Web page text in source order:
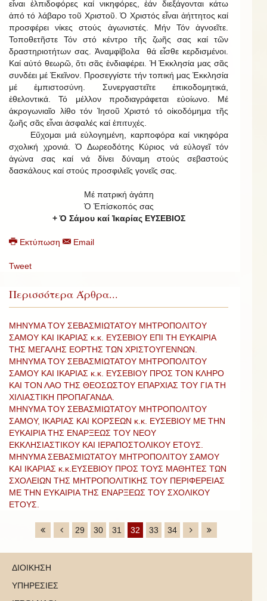
εἶναι ἐλπιδοφόρες καί νικηφόρες, ἐάν διεξάγονται κάτω
ἀπό τό λάβαρο τοῦ Χριστοῦ. Ὁ Χριστός εἶναι ἀήττητος καί
προσφέρει νίκες στούς ἀγωνιστές. Μήν Τόν ἀγνοεῖτε.
Τοποθετῆστε Τόν στό κέντρο τῆς ζωῆς σας καί τῶν
δραστηριοτήτων σας. Ἀναμφίβολα θά εἶσθε κερδισμένοι.
Καί αὐτό θεωρῶ, ὅτι σᾶς ἐνδιαφέρει. Ἡ Ἐκκλησία μας σᾶς
συνδέει μέ Ἐκεῖνον. Προσεγγίστε τήν τοπική μας Ἐκκλησία
μέ ἐμπιστοσύνη. Συνεργαστεῖτε ἐπικοδομητικά,
ἐθελοντικά. Τό μέλλον προδιαγράφεται εὐοίωνο. Μέ
ἀκρογωνιαῖο λίθο τόν Ἰησοῦ Χριστό τό οἰκοδόμημα τῆς
ζωῆς σᾶς εἶναι ἀσφαλές καί ἐπιτυχές.
Εὔχομαι μιά εὐλογημένη, καρποφόρα καί νικηφόρα
σχολική χρονιά. Ὁ Δωρεοδότης Κύριος νά εὐλογεῖ τόν
ἀγώνα σας καί νά δίνει δύναμη στούς σεβαστούς
δασκάλους καί στούς προσφιλεῖς γονεῖς σας.
Μέ πατρική ἀγάπη
Ὁ Ἐπίσκοπός σας
+ Ὁ Σάμου καί Ἰκαρίας ΕΥΣΕΒΙΟΣ
Εκτύπωση Email
Tweet
Περισσότερα Άρθρα...
ΜΗΝΥΜΑ ΤΟΥ ΣΕΒΑΣΜΙΩΤΑΤΟΥ ΜΗΤΡΟΠΟΛΙΤΟΥ
ΣΑΜΟΥ ΚΑΙ ΙΚΑΡΙΑΣ κ.κ. ΕΥΣΕΒΙΟΥ ΕΠΙ ΤΗ ΕΥΚΑΙΡΙΑ
ΤΗΣ ΜΕΓΑΛΗΣ ΕΟΡΤΗΣ ΤΩΝ ΧΡΙΣΤΟΥΓΕΝΝΩΝ.
ΜΗΝΥΜΑ ΤΟΥ ΣΕΒΑΣΜΙΩΤΑΤΟΥ ΜΗΤΡΟΠΟΛΙΤΟΥ
ΣΑΜΟΥ ΚΑΙ ΙΚΑΡΙΑΣ κ.κ. ΕΥΣΕΒΙΟΥ ΠΡΟΣ ΤΟΝ ΚΛΗΡΟ
ΚΑΙ ΤΟΝ ΛΑΟ ΤΗΣ ΘΕΟΣΩΣΤΟΥ ΕΠΑΡΧΙΑΣ ΤΟΥ ΓΙΑ ΤΗ
ΧΙΛΙΑΣΤΙΚΗ ΠΡΟΠΑΓΑΝΔΑ.
ΜΗΝΥΜΑ ΤΟΥ ΣΕΒΑΣΜΙΩΤΑΤΟΥ ΜΗΤΡΟΠΟΛΙΤΟΥ
ΣΑΜΟΥ, ΙΚΑΡΙΑΣ ΚΑΙ ΚΟΡΣΕΩΝ κ.κ. ΕΥΣΕΒΙΟΥ ΜΕ ΤΗΝ
ΕΥΚΑΙΡΙΑ ΤΗΣ ΕΝΑΡΞΕΩΣ ΤΟΥ ΝΕΟΥ
ΕΚΚΛΗΣΙΑΣΤΙΚΟΥ ΚΑΙ ΙΕΡΑΠΟΣΤΟΛΙΚΟΥ ΕΤΟΥΣ.
ΜΗΝΥΜΑ ΣΕΒΑΣΜΙΩΤΑΤΟΥ ΜΗΤΡΟΠΟΛΙΤΟΥ ΣΑΜΟΥ
ΚΑΙ ΙΚΑΡΙΑΣ κ.κ.ΕΥΣΕΒΙΟΥ ΠΡΟΣ ΤΟΥΣ ΜΑΘΗΤΕΣ ΤΩΝ
ΣΧΟΛΕΙΩΝ ΤΗΣ ΜΗΤΡΟΠΟΛΙΤΙΚΗΣ ΤΟΥ ΠΕΡΙΦΕΡΕΙΑΣ
ΜΕ ΤΗΝ ΕΥΚΑΙΡΙΑ ΤΗΣ ΕΝΑΡΞΕΩΣ ΤΟΥ ΣΧΟΛΙΚΟΥ
ΕΤΟΥΣ.
29 30 31 32 33 34
ΔΙΟΙΚΗΣΗ
ΥΠΗΡΕΣΙΕΣ